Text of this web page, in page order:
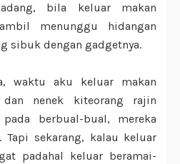
bila keluar makan
menunggu hidangan
sibuk dengan gadgetnya.
waktu aku keluar makan
nenek kiteorang rajin
berbual-bual, mereka
sekarang, kalau keluar
padahal keluar beramai-